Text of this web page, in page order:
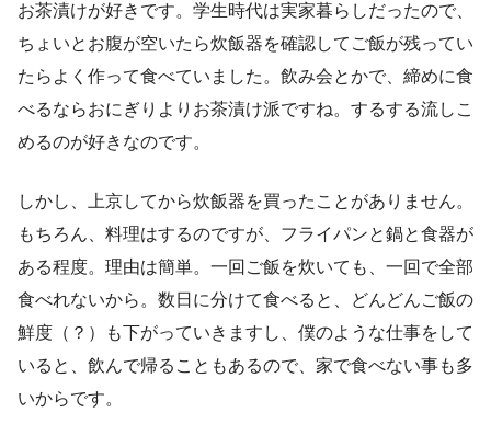
お茶漬けが好きです。学生時代は実家暮らしだったので、
ちょいとお腹が空いたら炊飯器を確認してご飯が残ってい
たらよく作って食べていました。飲み会とかで、締めに食
べるならおにぎりよりお茶漬け派ですね。するする流しこ
めるのが好きなのです。
しかし、上京してから炊飯器を買ったことがありません。
もちろん、料理はするのですが、フライパンと鍋と食器が
ある程度。理由は簡単。一回ご飯を炊いても、一回で全部
食べれないから。数日に分けて食べると、どんどんご飯の
鮮度（？）も下がっていきますし、僕のような仕事をして
いると、飲んで帰ることもあるので、家で食べない事も多
いからです。